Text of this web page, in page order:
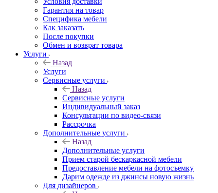
Гарантия на товар
Специфика мебели
Как заказать
После покупки
Обмен и возврат товара
Услуги
Назад
Услуги
Сервисные услуги
Назад
Сервисные услуги
Индивидуальный заказ
Консультации по видео-связи
Рассрочка
Дополнительные услуги
Назад
Дополнительные услуги
Прием старой бескаркасной мебели
Предоставление мебели на фотосъемку
Дарим одежде из джинсы новую жизнь
Для дизайнеров